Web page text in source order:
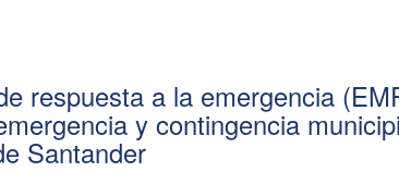
respuesta a la emergencia
y contingencia
Santander